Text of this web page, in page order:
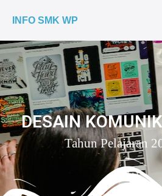
INFO SMK WP
DESAIN
Tahun Pelajaran